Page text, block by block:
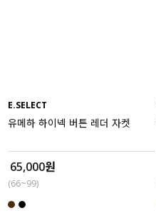
E.SELECT
유메하 하이넥 버튼 레더 자켓
65,000원
(66~99)